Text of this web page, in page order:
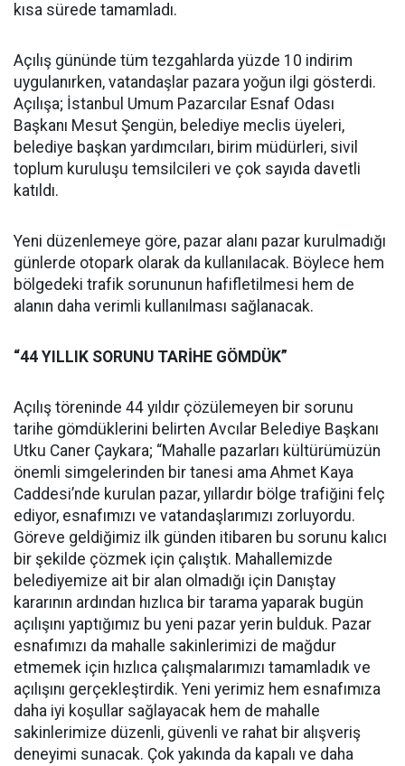
kısa sürede tamamladı.
Açılış gününde tüm tezgahlarda yüzde 10 indirim
uygulanırken, vatandaşlar pazara yoğun ilgi gösterdi.
Açılışa; İstanbul Umum Pazarcılar Esnaf Odası
Başkanı Mesut Şengün, belediye meclis üyeleri,
belediye başkan yardımcıları, birim müdürleri, sivil
toplum kuruluşu temsilcileri ve çok sayıda davetli
katıldı.
Yeni düzenlemeye göre, pazar alanı pazar kurulmadığı
günlerde otopark olarak da kullanılacak. Böylece hem
bölgedeki trafik sorununun hafifletilmesi hem de
alanın daha verimli kullanılması sağlanacak.
“44 YILLIK SORUNU TARİHE GÖMDÜK”
Açılış töreninde 44 yıldır çözülemeyen bir sorunu
tarihe gömdüklerini belirten Avcılar Belediye Başkanı
Utku Caner Çaykara; “Mahalle pazarları kültürümüzün
önemli simgelerinden bir tanesi ama Ahmet Kaya
Caddesi’nde kurulan pazar, yıllardır bölge trafiğini felç
ediyor, esnafımızı ve vatandaşlarımızı zorluyordu.
Göreve geldiğimiz ilk günden itibaren bu sorunu kalıcı
bir şekilde çözmek için çalıştık. Mahallemizde
belediyemize ait bir alan olmadığı için Danıştay
kararının ardından hızlıca bir tarama yaparak bugün
açılışını yaptığımız bu yeni pazar yerin bulduk. Pazar
esnafımızı da mahalle sakinlerimizi de mağdur
etmemek için hızlıca çalışmalarımızı tamamladık ve
açılışını gerçekleştirdik. Yeni yerimiz hem esnafımıza
daha iyi koşullar sağlayacak hem de mahalle
sakinlerimize düzenli, güvenli ve rahat bir alışveriş
deneyimi sunacak. Çok yakında da kapalı ve daha